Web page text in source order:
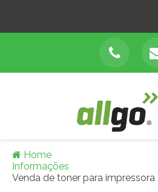
Home
Informações
Venda de toner para impressora